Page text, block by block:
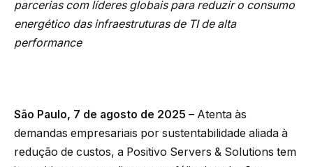
parcerias com líderes globais para reduzir o consumo
energético das infraestruturas de TI de alta
performance
São Paulo, 7 de agosto de 2025 – Atenta às
demandas empresariais por sustentabilidade aliada à
redução de custos, a Positivo Servers & Solutions tem